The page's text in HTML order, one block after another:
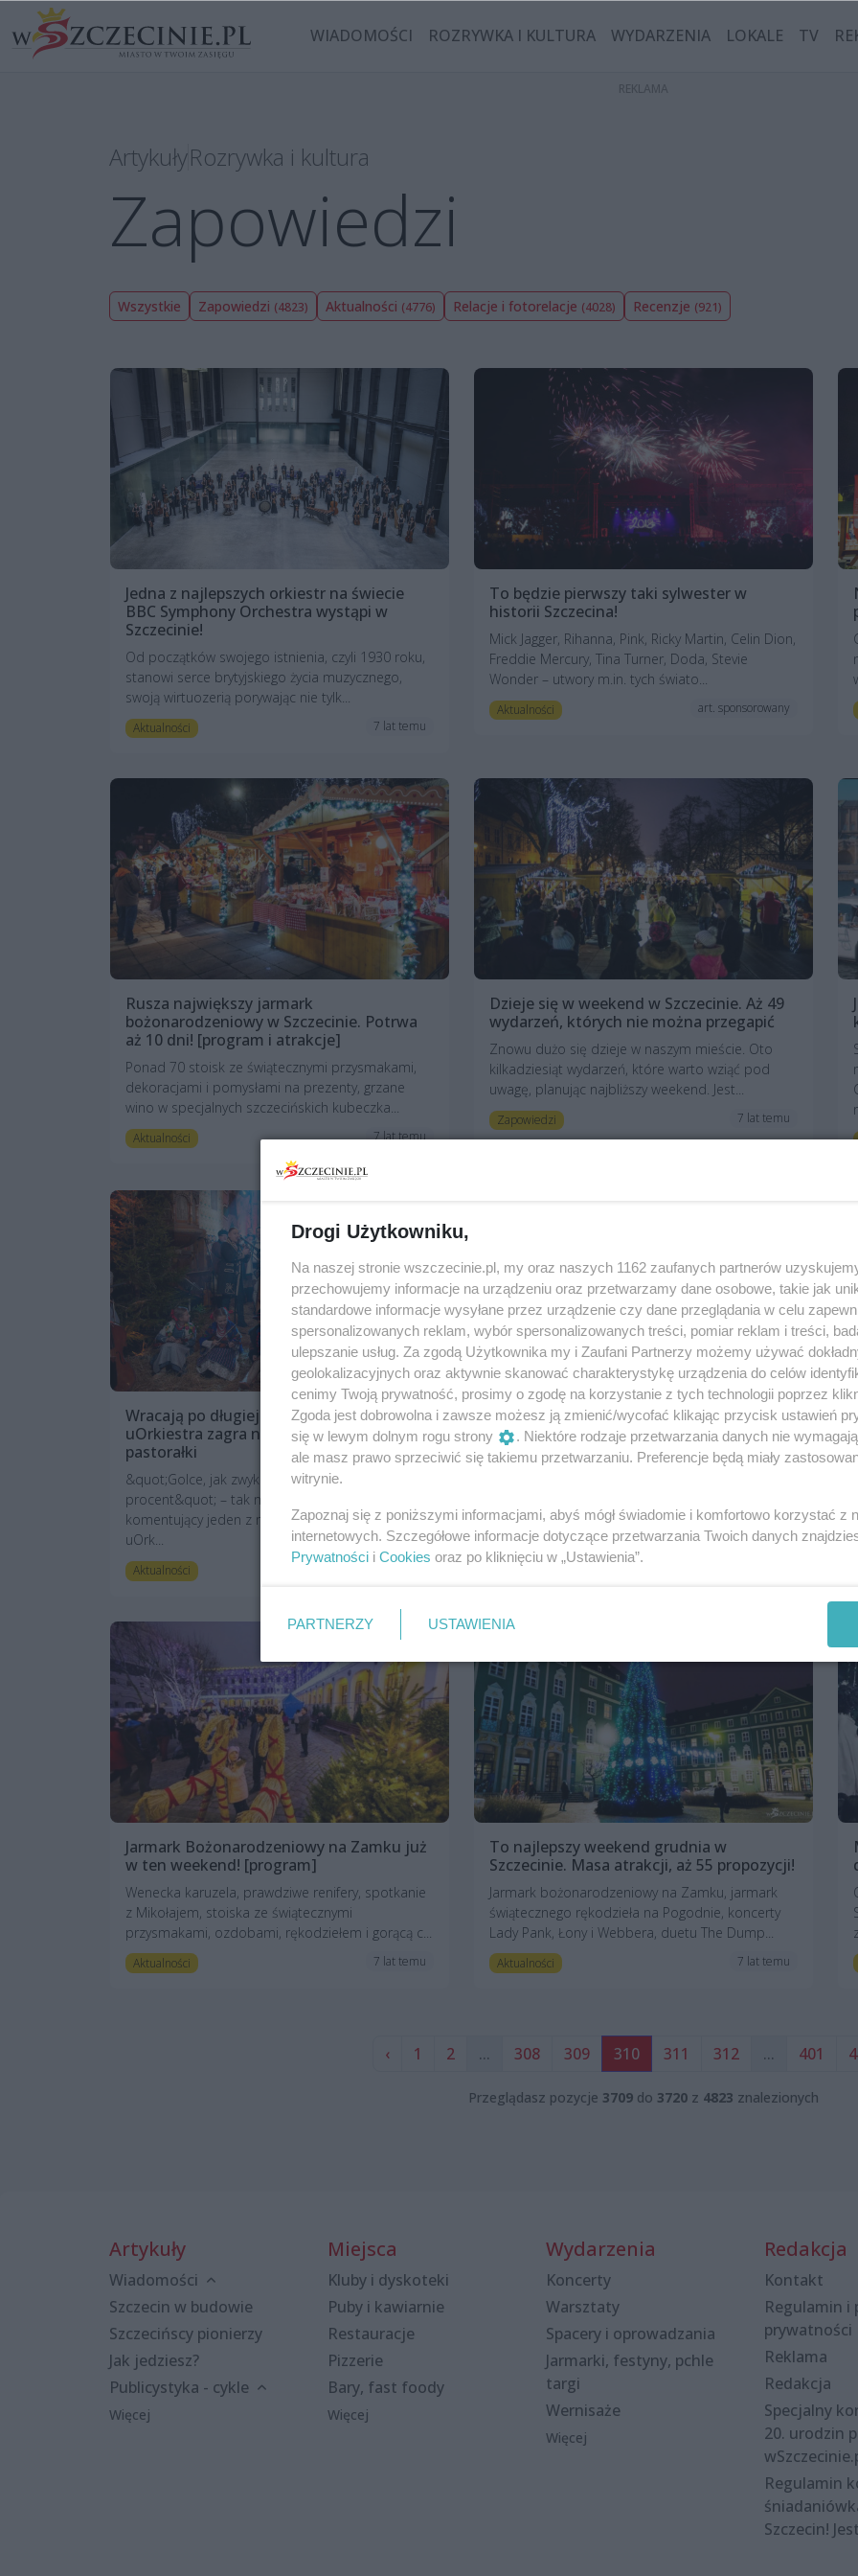
WIADOMOŚCI ROZRYWKA I KULTURA WYDARZENIA LOKALE TV
ArtykułyRozrywka i kultura
Zapowiedzi
Wszystkie Zapowiedzi (4823) Aktualności (4776) Relacje i fotorelacje (4028) Recenzje (921)
Jedna z najlepszych orkiestr na świecie
BBC Symphony Orchestra wystąpi w
Szczecinie!
Od początków swojego istnienia, czyli 1930 roku,
stanowi serce brytyjskiego życia muzycznego,
swoją wirtuozerią porywając nie tylk...
Aktualności 7 lat temu
To będzie pierwszy taki sylwester w
historii Szczecina!
Mick Jagger, Rihanna, Pink, Ricky Martin, Celin Dion,
Freddie Mercury, Tina Turner, Doda, Stevie
Wonder – utwory m.in. tych świato...
Aktualności art. sponsorowany
Rusza największy jarmark
bożonarodzeniowy w Szczecinie. Potrwa
aż 10 dni! [program i atrakcje]
Ponad 70 stoisk ze świątecznymi przysmakami,
dekoracjami i pomysłami na prezenty, grzane
wino w specjalnych szczecińskich kubeczka...
Aktualności 7 lat temu
Dzieje się w weekend w Szczecinie. Aż 49
wydarzeń, których nie można przegapić
Znowu dużo się dzieje w naszym mieście. Oto
kilkadziesiąt wydarzeń, które warto wziąć pod
uwagę, planując najbliższy weekend. Jest...
Zapowiedzi 7 lat temu
Wracają po długiej przerwie. Golec
uOrkiestra zagra najpiękniejsze kolędy i
pastorałki
&quot;Golce, jak zwykle, dali z siebie 500
procent&quot; – tak napisał internauta
komentujący jeden z majowych występów Golec
uOrk...
Aktualności
Dzieje się! Mnóstwo świetnych wydarzeń
w niedzielę w Szczecinie. Aż 20 propozycji!
Podpowiadamy, co robić w niedzielę w
Aktualności 7 lat temu
Jarmark Bożonarodzeniowy na Zamku już
w ten weekend! [program]
Wenecka karuzela, prawdziwe renifery, spotkanie
z Mikołajem, stoiska ze świątecznymi
przysmakami, ozdobami, rękodziełem i gorącą c...
Aktualności 7 lat temu
To najlepszy weekend grudnia w
Szczecinie. Masa atrakcji, aż 55 propozycji!
Jarmark bożonarodzeniowy na Zamku, jarmark
świątecznego rękodzieła na Pogodnie, koncerty
Lady Pank, Łony i Webbera, duetu The Dump...
Aktualności 7 lat temu
‹ 1 2 ... 308 309 310 311 312 ... 401
Przeglądasz pozycje 3709 do 3720 z 4823 znalezionych
Artykuły
Wiadomości
Szczecin w budowie
Szczecińscy pionierzy
Jak jedziesz?
Publicystyka - cykle
Więcej
Miejsca
Kluby i dyskoteki
Puby i kawiarnie
Restauracje
Pizzerie
Bary, fast foody
Więcej
Wydarzenia
Koncerty
Warsztaty
Spacery i oprowadzania
Jarmarki, festyny, pchle
targi
Wernisaże
Więcej
Redakcja
Kontakt
Regulamin i
prywatności
Reklama
Redakcja
Specjalny
20. urodzin
Regulamin
Szczecin!
Drogi Użytkowniku,
Na naszej stronie wszczecinie.pl, my oraz naszych 1162 zaufanych partnerów
przechowujemy informacje na urządzeniu oraz przetwarzamy dane osobowe, takie jak
standardowe informacje wysyłane przez urządzenie czy dane przeglądania w celu
spersonalizowanych reklam, wybór spersonalizowanych treści, pomiar reklam i treści,
ulepszanie usług. Za zgodą Użytkownika my i Zaufani Partnerzy możemy używać
geolokalizacyjnych oraz aktywnie skanować charakterystykę urządzenia do celów
cenimy Twoją prywatność, prosimy o zgodę na korzystanie z tych technologii poprzez
Zgoda jest dobrowolna i zawsze możesz ją zmienić/wycofać klikając przycisk ustawień
się w lewym dolnym rogu strony
. Niektóre rodzaje przetwarzania danych nie
ale masz prawo sprzeciwić się takiemu przetwarzaniu. Preferencje będą miały
witrynie.
Zapoznaj się z poniższymi informacjami, abyś mógł świadomie i komfortowo korzystać z
internetowych. Szczegółowe informacje dotyczące przetwarzania Twoich danych
Prywatności i Cookies oraz po kliknięciu w „Ustawienia”.
PARTNERZY USTAWIENIA